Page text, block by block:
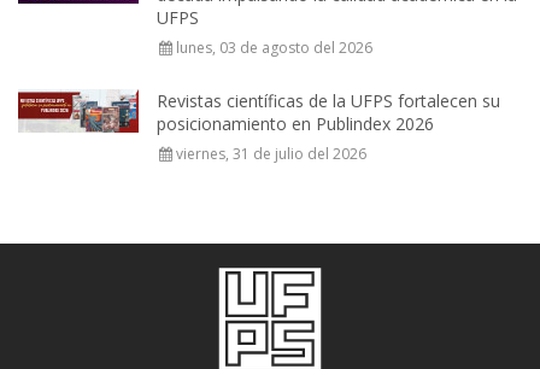
UFPS
lunes, 03 de agosto del 2026
Revistas científicas de la UFPS fortalecen su
posicionamiento en Publindex 2026
viernes, 31 de julio del 2026